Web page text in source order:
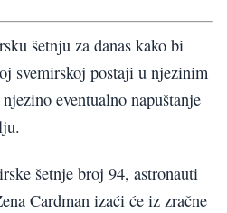
šetnju za danas kako bi
svemirskoj postaji u njezinim
eventualno napuštanje
šetnje broj 94, astronauti
Cardman izaći će iz zračne